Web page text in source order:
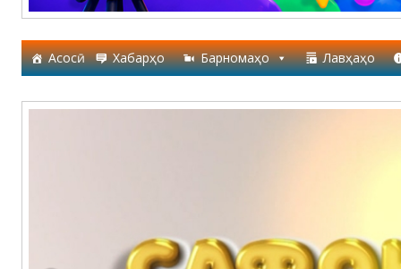
Асосӣ Хабарҳо Барномаҳо Лавҳаҳо